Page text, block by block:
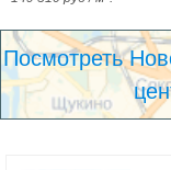
Посмотреть